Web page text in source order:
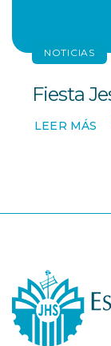
NOTICIAS
Fiesta
LEER MÁS